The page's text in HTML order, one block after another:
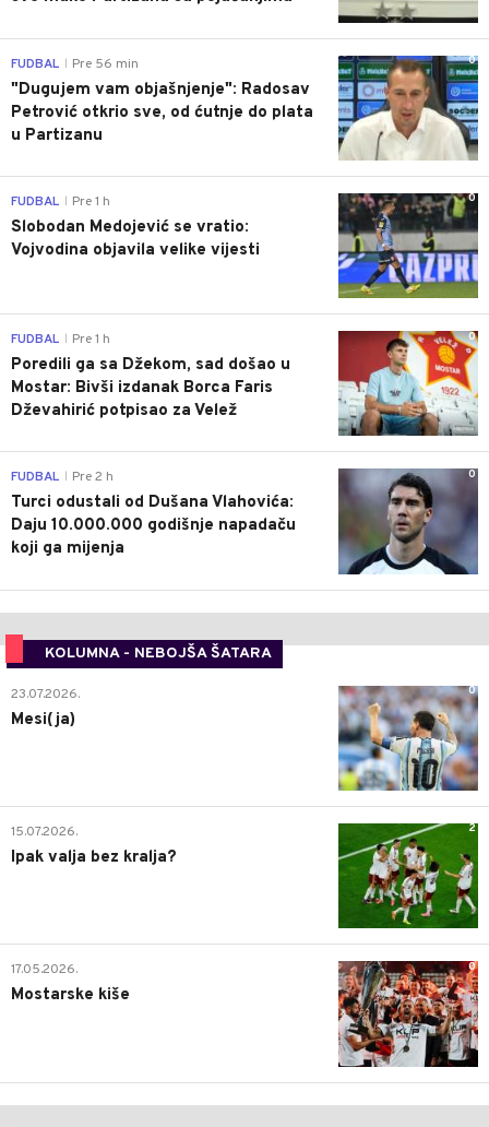
0
FUDBAL Pre 56 min
"Dugujem vam objašnjenje": Radosav
Petrović otkrio sve, od ćutnje do plata
u Partizanu
0
FUDBAL Pre 1 h
Slobodan Medojević se vratio:
Vojvodina objavila velike vijesti
0
FUDBAL Pre 1 h
Poredili ga sa Džekom, sad došao u
Mostar: Bivši izdanak Borca Faris
Dževahirić potpisao za Velež
0
FUDBAL Pre 2 h
Turci odustali od Dušana Vlahovića:
Daju 10.000.000 godišnje napadaču
koji ga mijenja
KOLUMNA - NEBOJŠA ŠATARA
0
23.07.2026.
Mesi(ja)
2
15.07.2026.
Ipak valja bez kralja?
0
17.05.2026.
Mostarske kiše